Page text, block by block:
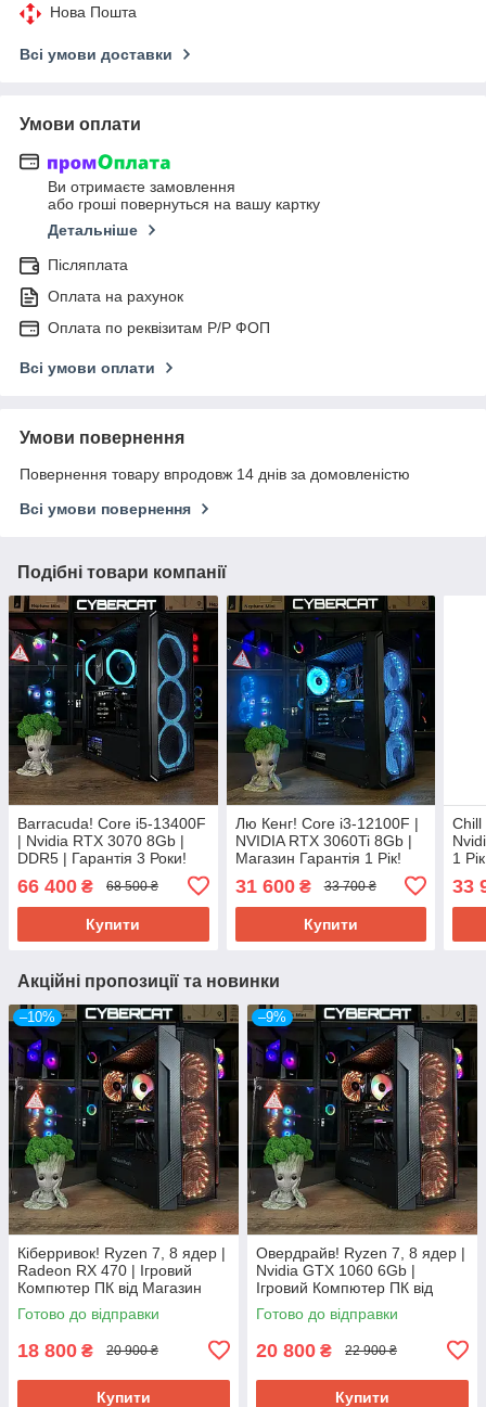
Нова Пошта
Всі умови доставки
Умови оплати
Ви отримаєте замовлення
або гроші повернуться на вашу картку
Детальніше
Післяплата
Оплата на рахунок
Оплата по реквізитам Р/Р ФОП
Всі умови оплати
Умови повернення
Повернення товару впродовж 14 днів за домовленістю
Всі умови повернення
Подібні товари компанії
Barracuda! Core i5-13400F
| Nvidia RTX 3070 8Gb |
DDR5 | Гарантія 3 Роки!
Ігровий Компютер ПК від
Магазин CyberCat
66 400 ₴ 68 500 ₴
Купити
Лю Кенг! Core i3-12100F |
NVIDIA RTX 3060Ti 8Gb |
Магазин Гарантія 1 Рік!
Ігровий Компютер ПК від
CyberCat
31 600₴ 33 700 ₴
Купити
1
33
Акційні пропозиції та новинки
–10%
Кіберривок! Ryzen 7, 8 ядер |
Radeon RX 470 | Ігровий
Компютер ПК від Магазин
CyberCat
Готово до відправки
18 800 ₴ 20 900 ₴
Купити
–9%
Овердрайв! Ryzen 7, 8 ядер |
Nvidia GTX 1060 6Gb |
Ігровий Компютер ПК від
Магазин CyberCat
Готово до відправки
20 800 ₴ 22 900 ₴
Купити